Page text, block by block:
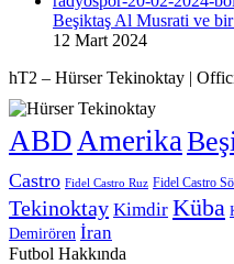
Beşiktaş Al Musrati ve bir
12 Mart 2024
hT2 – Hürser Tekinoktay |
ABD Amerika
Castro Fidel Castro Ruz Fidel Castro
Tekinoktay Kimdir Küba
Demirören İran
Futbol Hakkında